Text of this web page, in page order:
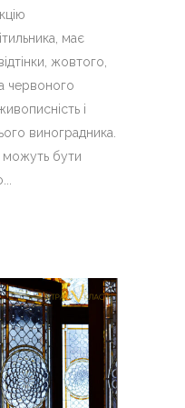
має
жовтого,
червоного
і
виноградника.
можуть бути